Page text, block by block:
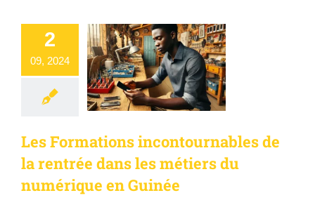
2
09, 2024
Les Formations incontournables de
la rentrée dans les métiers du
numérique en Guinée